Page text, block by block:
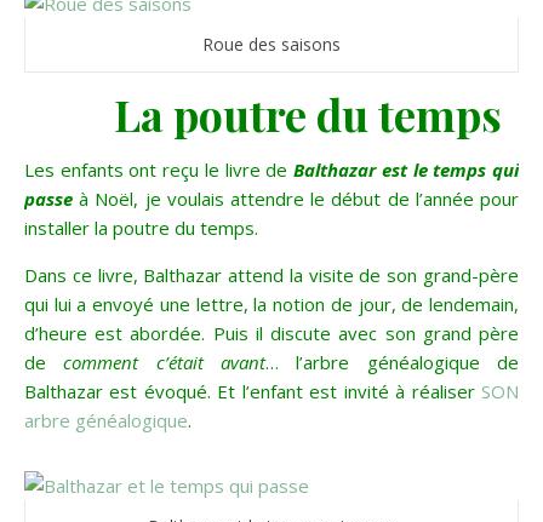
Roue des saisons
La poutre du temps
Les enfants ont reçu le livre deBalthazar est le temps qui
passe à Noël, je voulais attendre le début de l’année pour
installer la poutre du temps.
Dans ce livre, Balthazar attend la visite de son grand-père
qui lui a envoyé une lettre, la notion de jour, de lendemain,
d’heure est abordée. Puis il discute avec son grand père
decomment c’était avant… l’arbre généalogique de
Balthazar est évoqué. Et l’enfant est invité à réaliser SON
arbre généalogique.